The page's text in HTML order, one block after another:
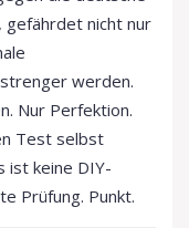
gefährdet nicht nur
werden.
Nur Perfektion.
Test selbst
ist keine DIY-
Prüfung. Punkt.